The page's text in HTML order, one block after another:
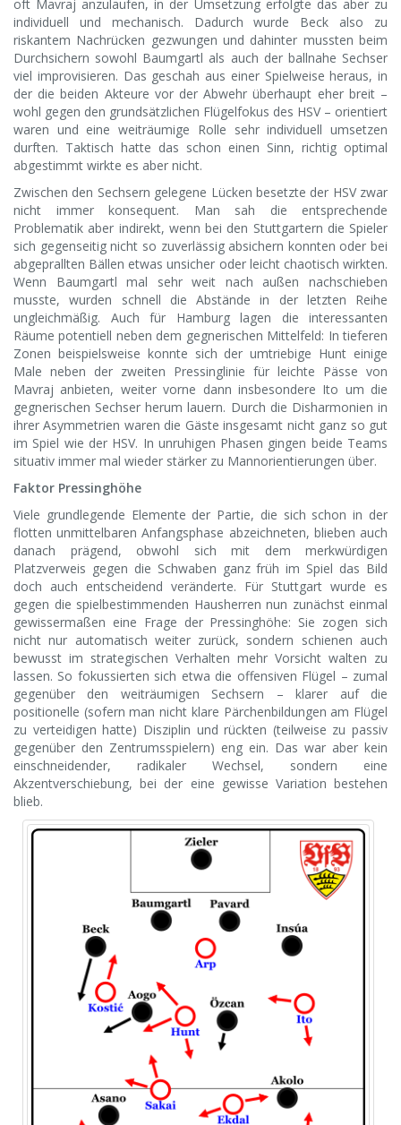
oft Mavraj anzulaufen, in der Umsetzung erfolgte das aber zu
individuell und mechanisch. Dadurch wurde Beck also zu
riskantem Nachrücken gezwungen und dahinter mussten beim
Durchsichern sowohl Baumgartl als auch der ballnahe Sechser
viel improvisieren. Das geschah aus einer Spielweise heraus, in
der die beiden Akteure vor der Abwehr überhaupt eher breit –
wohl gegen den grundsätzlichen Flügelfokus des HSV – orientiert
waren und eine weiträumige Rolle sehr individuell umsetzen
durften. Taktisch hatte das schon einen Sinn, richtig optimal
abgestimmt wirkte es aber nicht.
Zwischen den Sechsern gelegene Lücken besetzte der HSV zwar
nicht immer konsequent. Man sah die entsprechende
Problematik aber indirekt, wenn bei den Stuttgartern die Spieler
sich gegenseitig nicht so zuverlässig absichern konnten oder bei
abgeprallten Bällen etwas unsicher oder leicht chaotisch wirkten.
Wenn Baumgartl mal sehr weit nach außen nachschieben
musste, wurden schnell die Abstände in der letzten Reihe
ungleichmäßig. Auch für Hamburg lagen die interessanten
Räume potentiell neben dem gegnerischen Mittelfeld: In tieferen
Zonen beispielsweise konnte sich der umtriebige Hunt einige
Male neben der zweiten Pressinglinie für leichte Pässe von
Mavraj anbieten, weiter vorne dann insbesondere Ito um die
gegnerischen Sechser herum lauern. Durch die Disharmonien in
ihrer Asymmetrien waren die Gäste insgesamt nicht ganz so gut
im Spiel wie der HSV. In unruhigen Phasen gingen beide Teams
situativ immer mal wieder stärker zu Mannorientierungen über.
Faktor Pressinghöhe
Viele grundlegende Elemente der Partie, die sich schon in der
flotten unmittelbaren Anfangsphase abzeichneten, blieben auch
danach prägend, obwohl sich mit dem merkwürdigen
Platzverweis gegen die Schwaben ganz früh im Spiel das Bild
doch auch entscheidend veränderte. Für Stuttgart wurde es
gegen die spielbestimmenden Hausherren nun zunächst einmal
gewissermaßen eine Frage der Pressinghöhe: Sie zogen sich
nicht nur automatisch weiter zurück, sondern schienen auch
bewusst im strategischen Verhalten mehr Vorsicht walten zu
lassen. So fokussierten sich etwa die offensiven Flügel – zumal
gegenüber den weiträumigen Sechsern – klarer auf die
positionelle (sofern man nicht klare Pärchenbildungen am Flügel
zu verteidigen hatte) Disziplin und rückten (teilweise zu passiv
gegenüber den Zentrumsspielern) eng ein. Das war aber kein
einschneidender, radikaler Wechsel, sondern eine
Akzentverschiebung, bei der eine gewisse Variation bestehen
blieb.